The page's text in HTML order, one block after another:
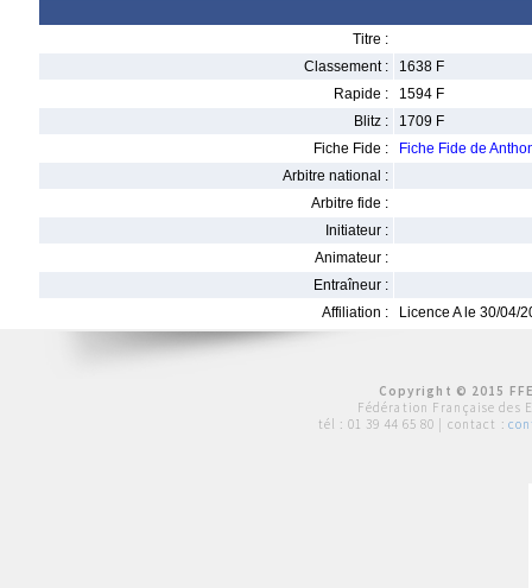
Titre :
Classement :
1638 F
Rapide :
1594 F
Blitz :
1709 F
Fiche Fide :
Fiche Fide de
Arbitre national :
Arbitre fide :
Initiateur :
Animateur :
Entraîneur :
Affiliation :
Licence A le 30/04/
Copyright © 2015
Fédération Française des
tél : 01 39 44 65 80 | contact :